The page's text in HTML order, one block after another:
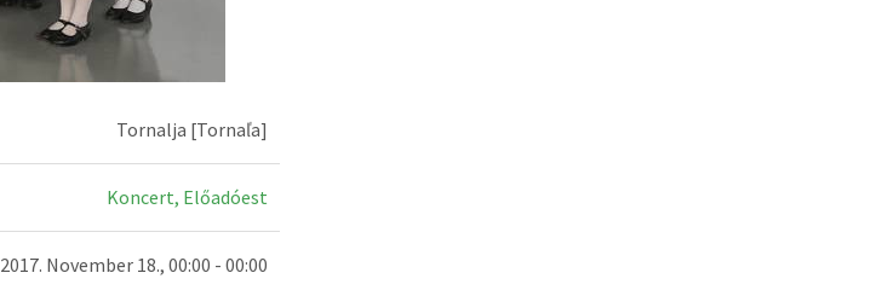
Tornalja [Tornaľa]
Koncert, Előadóest
2017. November 18., 00:00 - 00:00